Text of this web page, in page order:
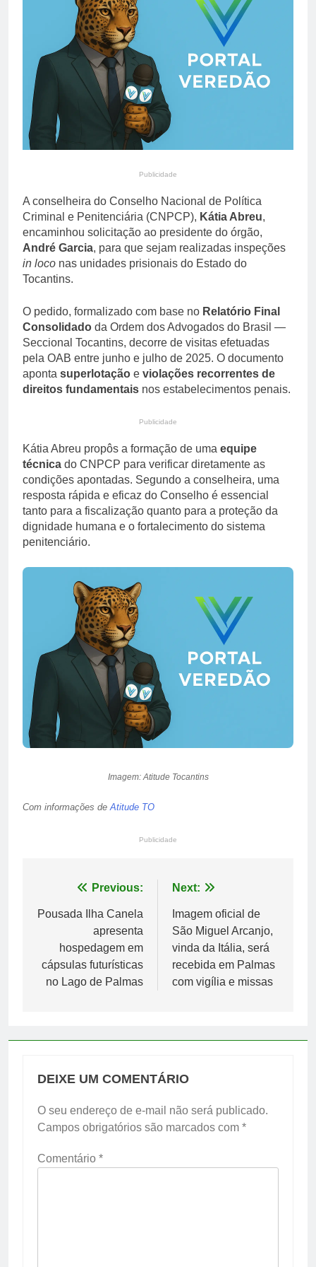
poliesportivas em
diferentes regiões
16 Horas Ago
Serviços retomam fôlego
em julho, mas varejo
registra segunda queda
seguida, mostra IGet
Getnet/Santander
16 Horas Ago
Publicidade
A conselheira do Conselho Nacional de Política
Criminal e Penitenciária (CNPCP), Kátia Abreu,
encaminhou solicitação ao presidente do órgão,
André Garcia, para que sejam realizadas inspeções
in loco nas unidades prisionais do Estado do
Tocantins.
O pedido, formalizado com base no Relatório Final
Consolidado da Ordem dos Advogados do Brasil —
Seccional Tocantins, decorre de visitas efetuadas
pela OAB entre junho e julho de 2025. O documento
aponta superlotação e violações recorrentes de
direitos fundamentais nos estabelecimentos penais.
Publicidade
Kátia Abreu propôs a formação de uma equipe
técnica do CNPCP para verificar diretamente as
condições apontadas. Segundo a conselheira, uma
resposta rápida e eficaz do Conselho é essencial
tanto para a fiscalização quanto para a proteção da
dignidade humana e o fortalecimento do sistema
penitenciário.
Imagem: Atitude Tocantins
Com informações de Atitude TO
Publicidade
Navegação
de
Post
Previous:
Pousada Ilha Canela
apresenta
hospedagem em
cápsulas futurísticas
no Lago de Palmas
Next:
Imagem oficial de
São Miguel Arcanjo,
vinda da Itália, será
recebida em Palmas
com vigília e missas
DEIXE UM COMENTÁRIO
O seu endereço de e-mail não será publicado.
Campos obrigatórios são marcados com *
Comentário *